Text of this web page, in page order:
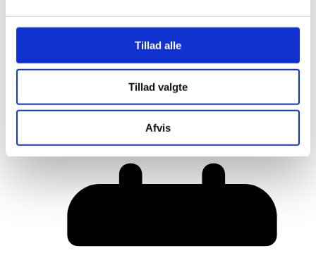
Tillad alle
Tillad valgte
Afvis
Her er alle vinderne fra årets Danish